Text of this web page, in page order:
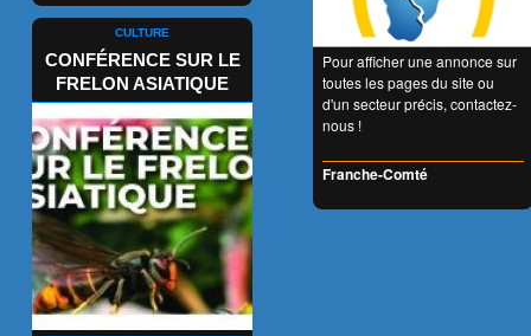
CULTURE
CONFÉRENCE SUR LE
FRELON ASIATIQUE
Pour afficher une annonce sur
toutes les pages du site ou
d'un secteur précis, contactez-
nous !
Franche-Comté